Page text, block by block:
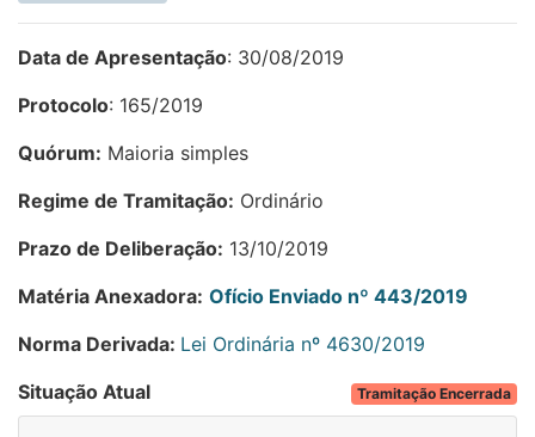
Data de Apresentação: 30/08/2019
Protocolo: 165/2019
Quórum: Maioria simples
Regime de Tramitação: Ordinário
Prazo de Deliberação: 13/10/2019
Matéria Anexadora: Ofício Enviado nº 443/2019
Norma Derivada: Lei Ordinária nº 4630/2019
Situação Atual
Tramitação Encerrada